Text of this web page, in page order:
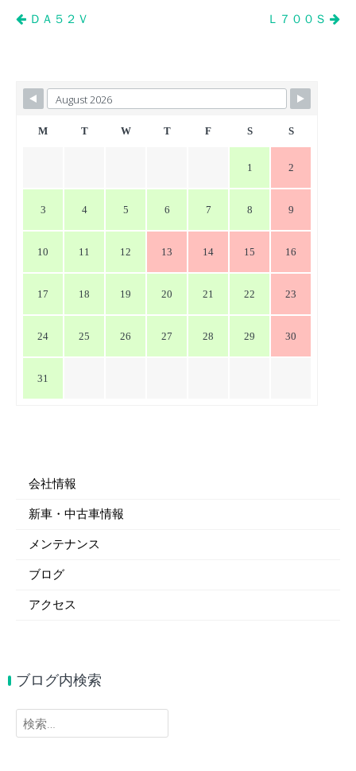
投
ビ
ゲ
ＤＡ５２Ｖ Ｌ７００Ｓ
M T W T F S S
1 2
3 4 5 6 7 8 9
10 11 12 13 14 15 16
17 18 19 20 21 22 23
24 25 26 27 28 29 30
31
会社情報
新車・中古車情報
メンテナンス
ブログ
アクセス
ブログ内検索
検
索: